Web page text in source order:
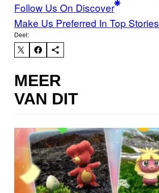
Follow Us On Discover
Make Us Preferred In Top Stories
Deel:
MEER
VAN DIT